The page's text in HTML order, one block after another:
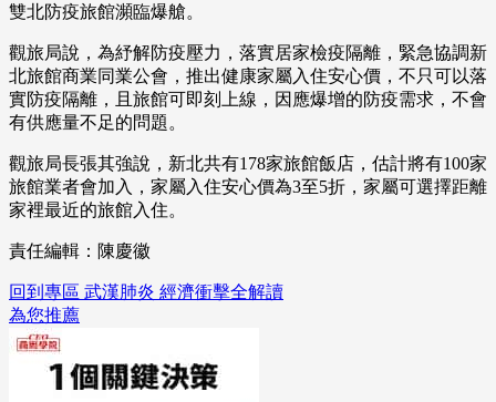
雙北防疫旅館瀕臨爆艙。
觀旅局說，為紓解防疫壓力，落實居家檢疫隔離，緊急協調新
北旅館商業同業公會，推出健康家屬入住安心價，不只可以落
實防疫隔離，且旅館可即刻上線，因應爆增的防疫需求，不會
有供應量不足的問題。
觀旅局長張其強說，新北共有178家旅館飯店，估計將有100家
旅館業者會加入，家屬入住安心價為3至5折，家屬可選擇距離
家裡最近的旅館入住。
責任編輯：陳慶徽
回到專區 武漢肺炎 經濟衝擊全解讀
為您推薦